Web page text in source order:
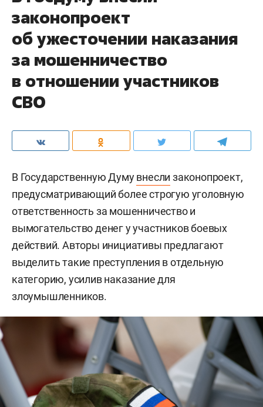
законопроект
об ужесточении наказания
за мошенничество
в отношении участников
СВО
В Государственную Думувнесли законопроект,
предусматривающий более строгую уголовную
ответственность за мошенничество и
вымогательство денег у участников боевых
действий. Авторы инициативы предлагают
выделить такие преступления в отдельную
категорию, усилив наказание для
злоумышленников.